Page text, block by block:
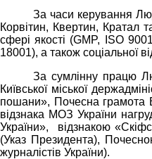
За часи керування
Корвітин, Квертин, Кратал
сфері якості (GMP, ISO
18001), а також соціальної
За сумлінну працю
Київської міської
пошани», Почесна грамота
відзнака МОЗ України
України», відзнакою
(Указ Президента),
журналістів України).